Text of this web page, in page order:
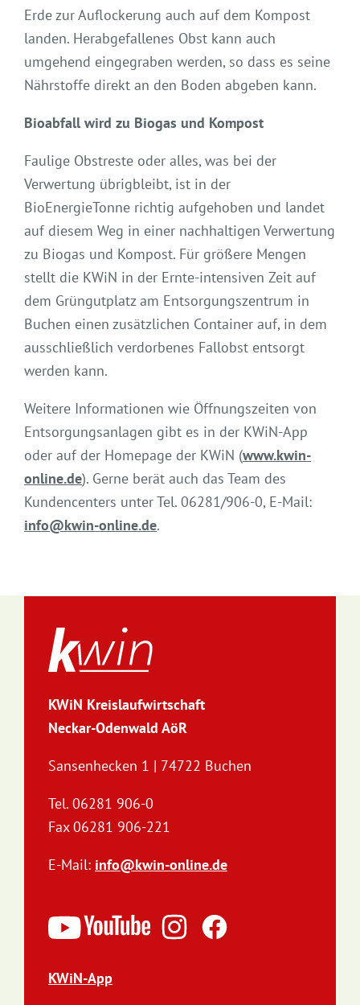
Erde zur Auflockerung auch auf dem Kompost
landen. Herabgefallenes Obst kann auch
umgehend eingegraben werden, so dass es seine
Nährstoffe direkt an den Boden abgeben kann.
Bioabfall wird zu Biogas und Kompost
Faulige Obstreste oder alles, was bei der
Verwertung übrigbleibt, ist in der
BioEnergieTonne richtig aufgehoben und landet
auf diesem Weg in einer nachhaltigen Verwertung
zu Biogas und Kompost. Für größere Mengen
stellt die KWiN in der Ernte-intensiven Zeit auf
dem Grüngutplatz am Entsorgungszentrum in
Buchen einen zusätzlichen Container auf, in dem
ausschließlich verdorbenes Fallobst entsorgt
werden kann.
Weitere Informationen wie Öffnungszeiten von
Entsorgungsanlagen gibt es in der KWiN-App
oder auf der Homepage der KWiN (www.kwin-
online.de). Gerne berät auch das Team des
Kundencenters unter Tel. 06281/906-0, E-Mail:
info@kwin-online.de.
KWiN Kreislaufwirtschaft
Neckar-Odenwald AöR
Sansenhecken 1 | 74722 Buchen
Tel. 06281 906-0
Fax 06281 906-221
E-Mail: info@kwin-online.de
KWiN-App